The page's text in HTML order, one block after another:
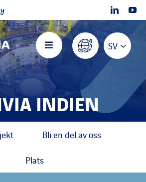
Toggle
Navigation
SV
INDIEN
Bli en del av oss
Plats